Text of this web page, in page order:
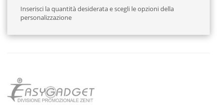
Inserisci la quantità desiderata e scegli le opzioni della
personalizzazione